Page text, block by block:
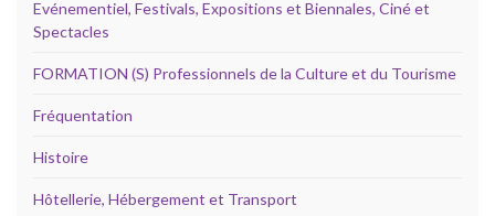
Evénementiel, Festivals, Expositions et Biennales, Ciné et
Spectacles
FORMATION (S) Professionnels de la Culture et du Tourisme
Fréquentation
Histoire
Hôtellerie, Hébergement et Transport